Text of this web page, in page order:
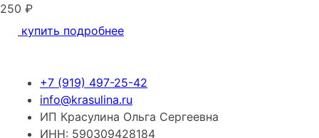
250 ₽
купить подробнее
+7 (919) 497-25-42
info@krasulina.ru
ИП Красулина Ольга Сергеевна
ИНН: 590309428184